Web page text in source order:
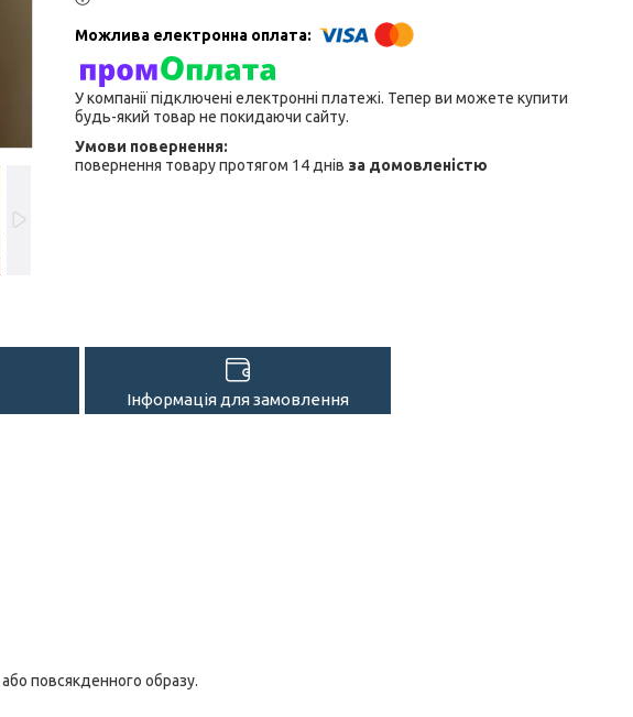
У компанії підключені електронні платежі. Тепер ви можете купити
будь-який товар не покидаючи сайту.
повернення товару протягом 14 днів за домовленістю
Інформація для замовлення
повсякденного образу.